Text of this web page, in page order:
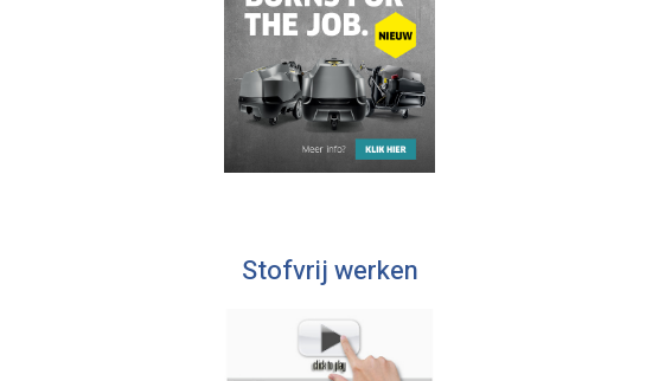
Stofvrij werken